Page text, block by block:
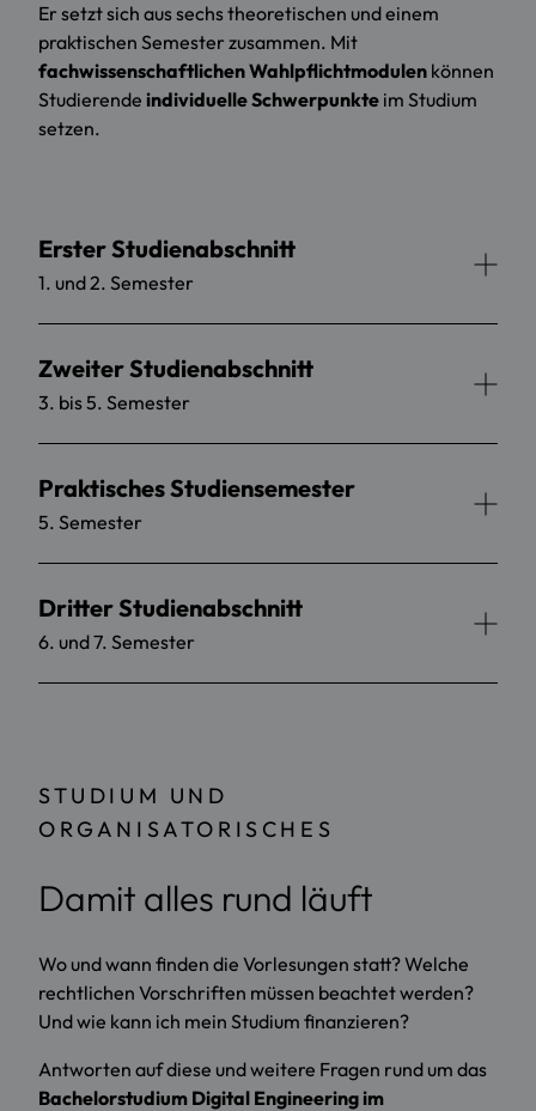
Er setzt sich aus sechs theoretischen und einem
praktischen Semester zusammen. Mit
fachwissenschaftlichen Wahlpflichtmodulen können
Studierende individuelle Schwerpunkte im Studium
setzen.
Erster Studienabschnitt
1. und 2. Semester
Zweiter Studienabschnitt
3. bis 5. Semester
Praktisches Studiensemester
5. Semester
Dritter Studienabschnitt
6. und 7. Semester
STUDIUM UND
ORGANISATORISCHES
Damit alles rund läuft
Wo und wann finden die Vorlesungen statt? Welche
rechtlichen Vorschriften müssen beachtet werden?
Und wie kann ich mein Studium finanzieren?
Antworten auf diese und weitere Fragen rund um das
Bachelorstudium Digital Engineering im